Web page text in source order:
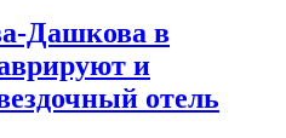
Дашкова в
и
отель